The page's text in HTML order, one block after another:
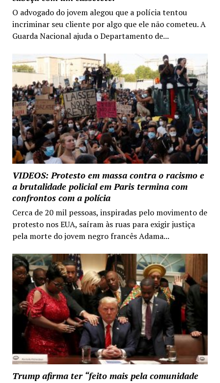
O advogado do jovem alegou que a polícia tentou
incriminar seu cliente por algo que ele não cometeu. A
Guarda Nacional ajuda o Departamento de...
VIDEOS: Protesto em massa contra o racismo e
a brutalidade policial em Paris termina com
confrontos com a polícia
Cerca de 20 mil pessoas, inspiradas pelo movimento de
protesto nos EUA, saíram às ruas para exigir justiça
pela morte do jovem negro francês Adama...
Trump afirma ter “feito mais pela comunidade